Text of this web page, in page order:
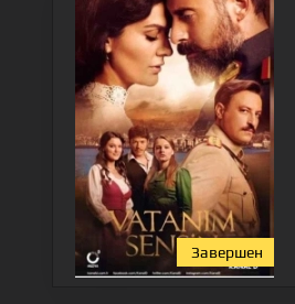
Завершен